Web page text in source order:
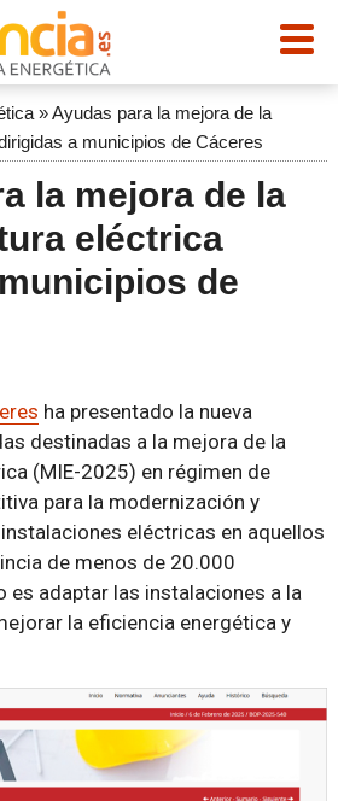
»Ayudas para la mejora de la
a municipios de Cáceres
la mejora de la
eléctrica
de
ha presentado la nueva
destinadas a la mejora de la
(MIE-2025) en régimen de
para la modernización y
eléctricas en aquellos
de menos de 20.000
es adaptar las instalaciones a la
la eficiencia energética y